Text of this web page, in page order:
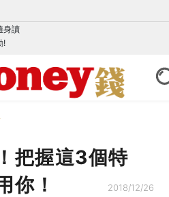
身讀
!
把握這3個特
你！
2018/12/26